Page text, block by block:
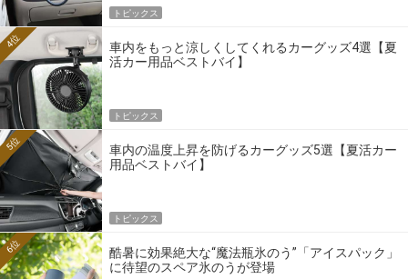
トピックス
車内をもっと涼しくしてくれるカーグッズ4選【夏
活カー用品ベストバイ】
4位
トピックス
車内の温度上昇を防げるカーグッズ5選【夏活カー
用品ベストバイ】
5位
トピックス
酷暑に効果絶大な“魔法瓶氷のう”「アイスパック」
に待望のスペア氷のうが登場
6位